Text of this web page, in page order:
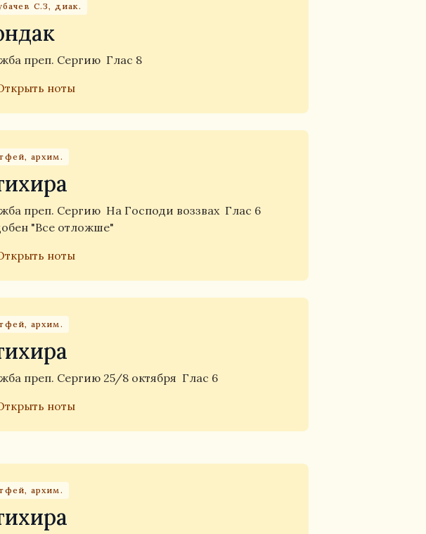
С.З, диак.
преп. Сергию Глас 8
ноты
архим.
преп. Сергию На Господи воззвах Глас 6
"Все отложше"
ноты
архим.
преп. Сергию 25/8 октября Глас 6
ноты
архим.